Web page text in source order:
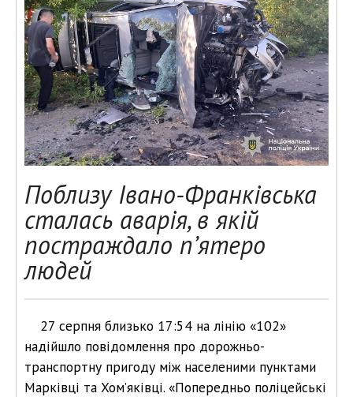
Поблизу Івано-Франківська
сталась аварія, в якій
постраждало п’ятеро
людей
27 серпня близько 17:54 на лінію «102»
надійшло повідомлення про дорожньо-
транспортну пригоду між населеними пунктами
Марківці та Хом’яківці. «Попередньо поліцейські